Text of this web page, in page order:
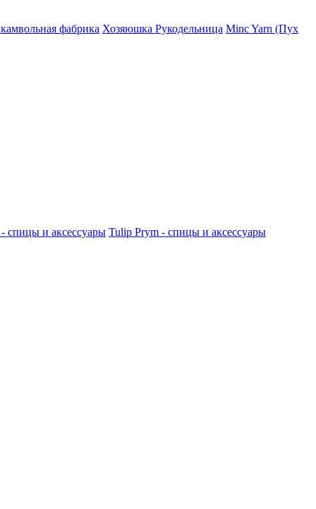
фабрика Хозяюшка Рукодельница Minc Yarn (Пух
- спицы и аксессуары Tulip Prym - спицы и аксессуары